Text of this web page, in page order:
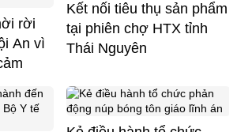
rời
An vì
Kết nối tiêu thụ sản phẩm
tại phiên chợ HTX tỉnh
Thái Nguyên